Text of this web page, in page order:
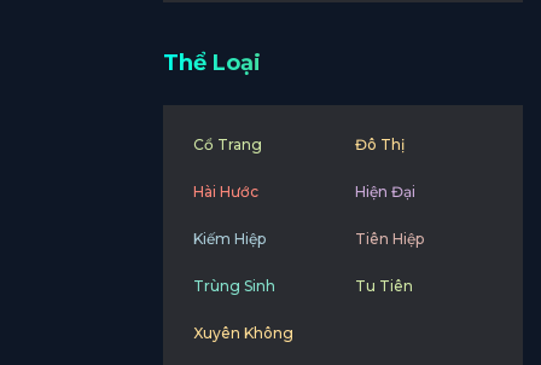
Thể Loại
Cổ Trang Đô Thị
Hài Hước Hiện Đại
Kiếm Hiệp Tiên Hiệp
Trùng Sinh Tu Tiên
Xuyên Không